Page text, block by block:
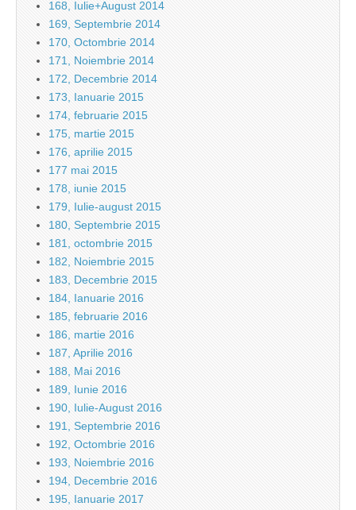
168, Iulie+August 2014
169, Septembrie 2014
170, Octombrie 2014
171, Noiembrie 2014
172, Decembrie 2014
173, Ianuarie 2015
174, februarie 2015
175, martie 2015
176, aprilie 2015
177 mai 2015
178, iunie 2015
179, Iulie-august 2015
180, Septembrie 2015
181, octombrie 2015
182, Noiembrie 2015
183, Decembrie 2015
184, Ianuarie 2016
185, februarie 2016
186, martie 2016
187, Aprilie 2016
188, Mai 2016
189, Iunie 2016
190, Iulie-August 2016
191, Septembrie 2016
192, Octombrie 2016
193, Noiembrie 2016
194, Decembrie 2016
195, Ianuarie 2017